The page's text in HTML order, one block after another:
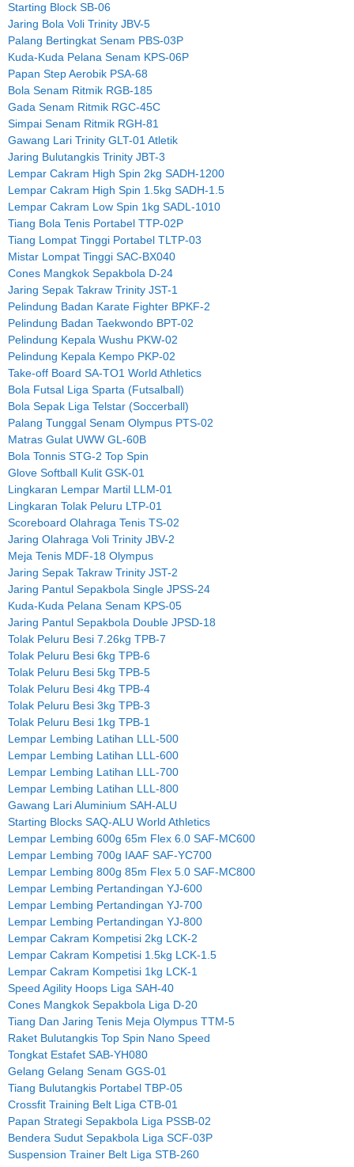
Starting Block SB-06
Jaring Bola Voli Trinity JBV-5
Palang Bertingkat Senam PBS-03P
Kuda-Kuda Pelana Senam KPS-06P
Papan Step Aerobik PSA-68
Bola Senam Ritmik RGB-185
Gada Senam Ritmik RGC-45C
Simpai Senam Ritmik RGH-81
Gawang Lari Trinity GLT-01 Atletik
Jaring Bulutangkis Trinity JBT-3
Lempar Cakram High Spin 2kg SADH-1200
Lempar Cakram High Spin 1.5kg SADH-1.5
Lempar Cakram Low Spin 1kg SADL-1010
Tiang Bola Tenis Portabel TTP-02P
Tiang Lompat Tinggi Portabel TLTP-03
Mistar Lompat Tinggi SAC-BX040
Cones Mangkok Sepakbola D-24
Jaring Sepak Takraw Trinity JST-1
Pelindung Badan Karate Fighter BPKF-2
Pelindung Badan Taekwondo BPT-02
Pelindung Kepala Wushu PKW-02
Pelindung Kepala Kempo PKP-02
Take-off Board SA-TO1 World Athletics
Bola Futsal Liga Sparta (Futsalball)
Bola Sepak Liga Telstar (Soccerball)
Palang Tunggal Senam Olympus PTS-02
Matras Gulat UWW GL-60B
Bola Tonnis STG-2 Top Spin
Glove Softball Kulit GSK-01
Lingkaran Lempar Martil LLM-01
Lingkaran Tolak Peluru LTP-01
Scoreboard Olahraga Tenis TS-02
Jaring Olahraga Voli Trinity JBV-2
Meja Tenis MDF-18 Olympus
Jaring Sepak Takraw Trinity JST-2
Jaring Pantul Sepakbola Single JPSS-24
Kuda-Kuda Pelana Senam KPS-05
Jaring Pantul Sepakbola Double JPSD-18
Tolak Peluru Besi 7.26kg TPB-7
Tolak Peluru Besi 6kg TPB-6
Tolak Peluru Besi 5kg TPB-5
Tolak Peluru Besi 4kg TPB-4
Tolak Peluru Besi 3kg TPB-3
Tolak Peluru Besi 1kg TPB-1
Lempar Lembing Latihan LLL-500
Lempar Lembing Latihan LLL-600
Lempar Lembing Latihan LLL-700
Lempar Lembing Latihan LLL-800
Gawang Lari Aluminium SAH-ALU
Starting Blocks SAQ-ALU World Athletics
Lempar Lembing 600g 65m Flex 6.0 SAF-MC600
Lempar Lembing 700g IAAF SAF-YC700
Lempar Lembing 800g 85m Flex 5.0 SAF-MC800
Lempar Lembing Pertandingan YJ-600
Lempar Lembing Pertandingan YJ-700
Lempar Lembing Pertandingan YJ-800
Lempar Cakram Kompetisi 2kg LCK-2
Lempar Cakram Kompetisi 1.5kg LCK-1.5
Lempar Cakram Kompetisi 1kg LCK-1
Speed Agility Hoops Liga SAH-40
Cones Mangkok Sepakbola Liga D-20
Tiang Dan Jaring Tenis Meja Olympus TTM-5
Raket Bulutangkis Top Spin Nano Speed
Tongkat Estafet SAB-YH080
Gelang Gelang Senam GGS-01
Tiang Bulutangkis Portabel TBP-05
Crossfit Training Belt Liga CTB-01
Papan Strategi Sepakbola Liga PSSB-02
Bendera Sudut Sepakbola Liga SCF-03P
Suspension Trainer Belt Liga STB-260